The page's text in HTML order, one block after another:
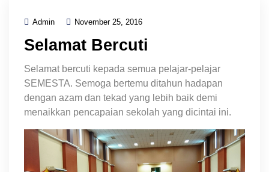
Admin November 25, 2016
Selamat Bercuti
Selamat bercuti kepada semua pelajar-pelajar
SEMESTA. Semoga bertemu ditahun hadapan
dengan azam dan tekad yang lebih baik demi
menaikkan pencapaian sekolah yang dicintai ini.